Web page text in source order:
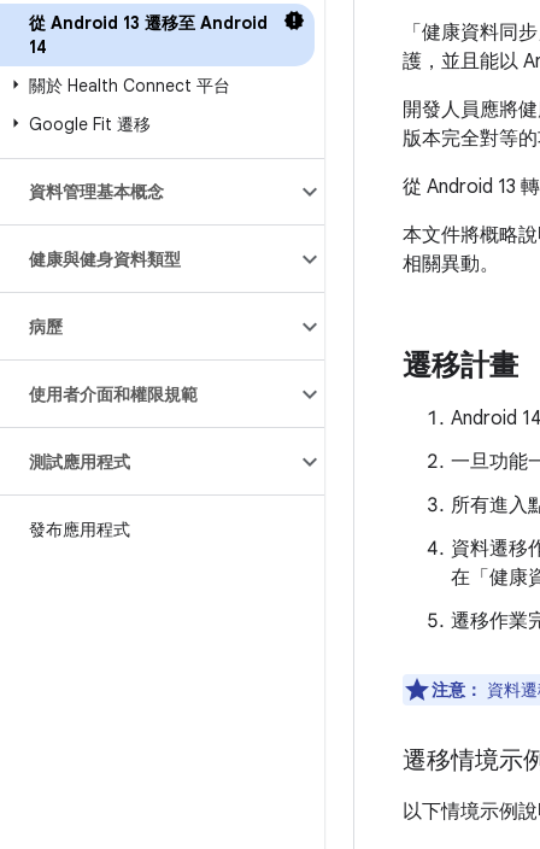
從 Android 13 遷移至 Android
14
關於 Health Connect 平台
Google Fit 遷移
資料管理基本概念
健康與健身資料類型
病歷
使用者介面和權限規範
測試應用程式
發布應用程式
「健康資料同
護，並且能以
開發人員應將
版本完全對等的
從 Android 13
本文件將概略
相關異動。
遷移計畫
Android
一旦功能
所有進入
資料遷移
在「健康
遷移作業
注意： 資料
遷移情境示
以下情境示例說